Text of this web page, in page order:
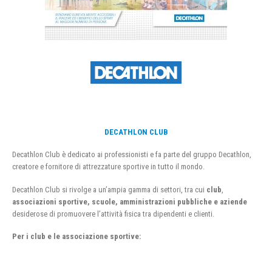
DECATHLON CLUB
Decathlon Club è dedicato ai professionisti e fa parte del gruppo Decathlon,
creatore e fornitore di attrezzature sportive in tutto il mondo.
Decathlon Club si rivolge a un’ampia gamma di settori, tra cui club
associazioni sportive, scuole, amministrazioni pubbliche e aziende
desiderose di promuovere l’attività fisica tra dipendenti e clienti.
Per i club e le associazione sportive: